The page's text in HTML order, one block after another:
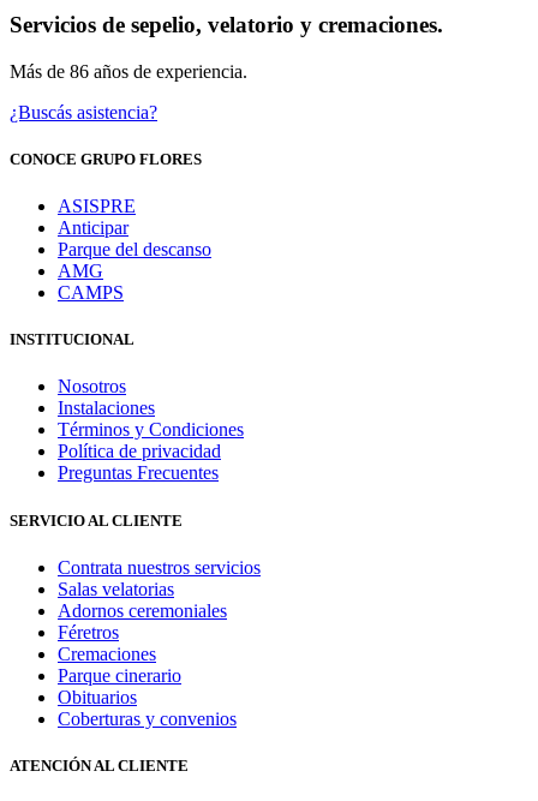
Servicios de sepelio, velatorio y cremaciones.
Más de 86 años de experiencia.
¿Buscás asistencia?
CONOCE GRUPO FLORES
ASISPRE
Anticipar
Parque del descanso
AMG
CAMPS
INSTITUCIONAL
Nosotros
Instalaciones
Términos y Condiciones
Política de privacidad
Preguntas Frecuentes
SERVICIO AL CLIENTE
Contrata nuestros servicios
Salas velatorias
Adornos ceremoniales
Féretros
Cremaciones
Parque cinerario
Obituarios
Coberturas y convenios
ATENCIÓN AL CLIENTE